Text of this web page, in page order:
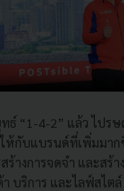
ธ์ “1-4-2” แล้ว ไปร
ห้กับแบรนด์ที่เพิ่มมาก
ร้างการจดจำ และสร้
บริการ และไลฟ์สไต